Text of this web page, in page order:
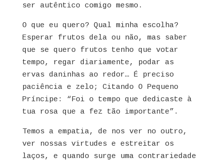
ser autêntico comigo mesmo.
O que eu quero? Qual minha escolha?
Esperar frutos dela ou não, mas saber
que se quero frutos tenho que votar
tempo, regar diariamente, podar as
ervas daninhas ao redor… É preciso
paciência e zelo; Citando O Pequeno
Príncipe: “Foi o tempo que dedicaste à
tua rosa que a fez tão importante”.
Temos a empatia, de nos ver no outro,
ver nossas virtudes e estreitar os
laços, e quando surge uma contrariedade